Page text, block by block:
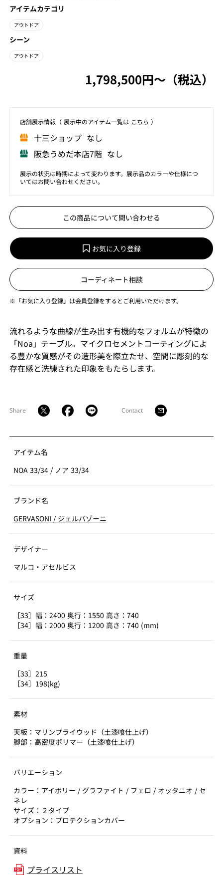
アイテムカテゴリ
アウトドア
シーン
アウトドア
1,798,500円〜（税込）
店舗展⽰情報（ 展⽰中のアイテム⼀覧は こちら ）
⼗三ショップ なし
阪急うめだ本店7階 なし
展示の状況は時期によって変わります。展示品のカラーや仕様につ
いてはお問い合わせください。
この商品について問い合わせる
お気に入り登録
コーディネート相談
※「お気に入り登録」は会員登録をするとご利用いただけます。
流れるような曲線が生み出す有機的なフォルムが特徴の
「Noa」テーブル。マイクロセメントコーティングによ
る豊かな質感がその造形美を際立たせ、空間に彫刻的な
存在感と洗練された印象をもたらします。
Share Contact
アイテム名
NOA 33/34 / ノア 33/34
ブランド名
GERVASONI / ジェルバゾーニ
デザイナー
マルコ・アセルビス
サイズ
［33］幅：2400 奥行：1550 高さ：740
［34］幅：2000 奥行：1200 高さ：740 (mm)
重量
［33］215
［34］198(kg)
素材
天板：マリンプライウッド（⼟漆喰仕上げ）
脚部：高密度ポリマー（⼟漆喰仕上げ）
バリエーション
カラー：アイボリー / グラファイト / フェロ / オッタニオ / セ
ネレ
サイズ：２タイプ
オプション：プロテクションカバー
資料
プライスリスト